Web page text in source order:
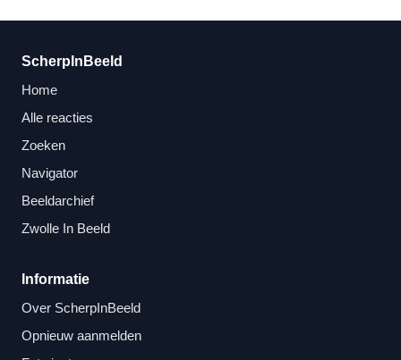
ScherpInBeeld
Home
Alle reacties
Zoeken
Navigator
Beeldarchief
Zwolle In Beeld
Informatie
Over ScherpInBeeld
Opnieuw aanmelden